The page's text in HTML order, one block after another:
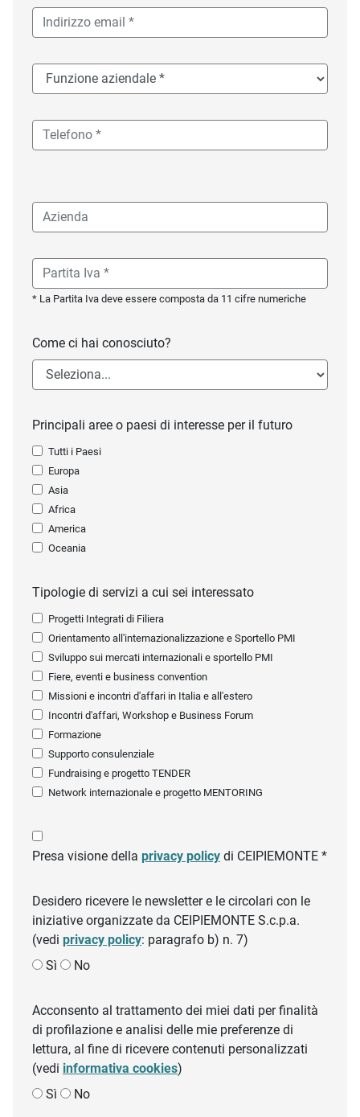
* La Partita Iva deve essere composta da 11 cifre numeriche
Come ci hai conosciuto?
Principali aree o paesi di interesse per il futuro
Tutti i Paesi
Europa
Asia
Africa
America
Oceania
Tipologie di servizi a cui sei interessato
Progetti Integrati di Filiera
Orientamento all'internazionalizzazione e Sportello PMI
Sviluppo sui mercati internazionali e sportello PMI
Fiere, eventi e business convention
Missioni e incontri d'affari in Italia e all'estero
Incontri d'affari, Workshop e Business Forum
Formazione
Supporto consulenziale
Fundraising e progetto TENDER
Network internazionale e progetto MENTORING
Presa visione della privacy policy di CEIPIEMONTE *
Desidero ricevere le newsletter e le circolari con le
iniziative organizzate da CEIPIEMONTE S.c.p.a.
(vedi privacy policy: paragrafo b) n. 7)
Sì
No
Acconsento al trattamento dei miei dati per finalità
di profilazione e analisi delle mie preferenze di
lettura, al fine di ricevere contenuti personalizzati
(vedi informativa cookies)
Sì
No